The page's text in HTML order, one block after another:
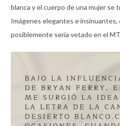
blanca y el cuerpo de una mujer se
Imágenes elegantes e insinuantes,
posiblemente sería vetado en el